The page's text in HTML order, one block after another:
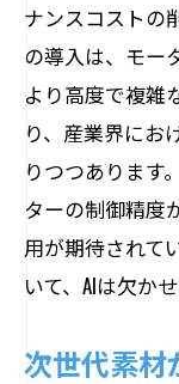
ナンスコストの
の導入は、モー
より高度で複雑
り、産業界にお
りつつあります
ターの制御精度
用が期待されて
いて、AIは欠か
次世代素材